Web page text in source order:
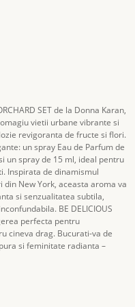
SET de la Donna Karan,
vietii urbane vibrante si
revigoranta de fructe si flori.
un spray Eau de Parfum de
un spray de 15 ml, ideal pentru
Inspirata de dinamismul
New York, aceasta aroma va
si senzualitatea subtila,
BE DELICIOUS
perfecta pentru
cineva drag. Bucurati-va de
si feminitate radianta –